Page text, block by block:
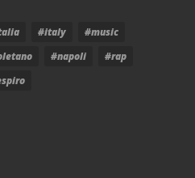
#italy
#music
#napoli
#rap